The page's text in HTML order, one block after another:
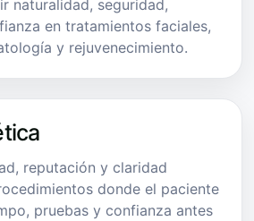
naturalidad, seguridad,
en tratamientos faciales,
y rejuvenecimiento.
reputación y claridad
donde el paciente
pruebas y confianza antes